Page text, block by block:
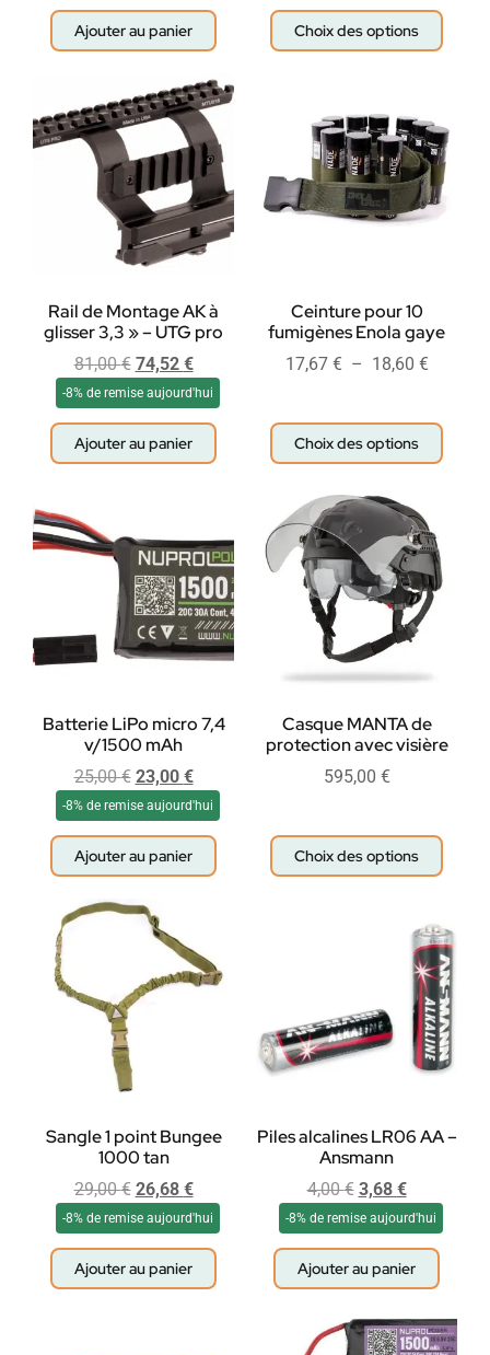
Ajouter au panier Choix des options
Rail de Montage AK à
glisser 3,3 » – UTG pro
81,00€ 74,52 €
-8% de remise aujourd'hui
Ajouter au panier
Ceinture pour 10
fumigènes Enola gaye
17,67 € – 18,60 €
Choix des options
Batterie LiPo micro 7,4
v/1500 mAh
25,00€ 23,00 €
-8% de remise aujourd'hui
Ajouter au panier
Casque MANTA de
protection avec visière
595,00 €
Choix des options
Sangle 1 point Bungee
1000 tan
29,00€ 26,68 €
-8% de remise aujourd'hui
Ajouter au panier
Piles alcalines LR06 AA –
Ansmann
4,00€ 3,68 €
-8% de remise aujourd'hui
Ajouter au panier